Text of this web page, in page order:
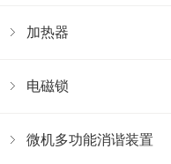
加热器
电磁锁
微机多功能消谐装置